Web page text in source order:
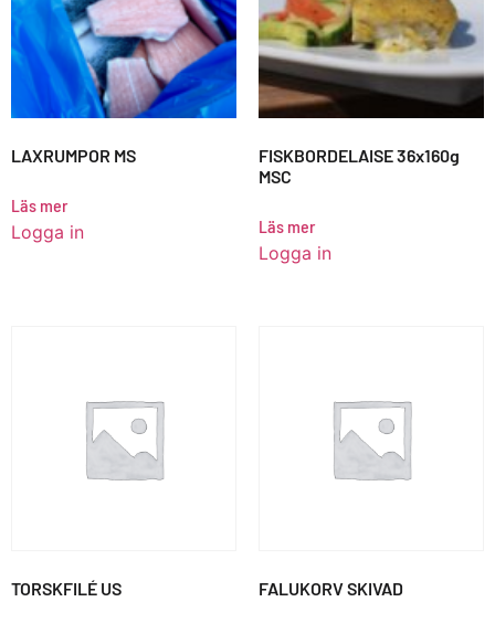
LAXRUMPOR MS
Läs mer
Logga in
FISKBORDELAISE 36x160g
MSC
Läs mer
Logga in
TORSKFILÉ US FALUKORV SKIVAD